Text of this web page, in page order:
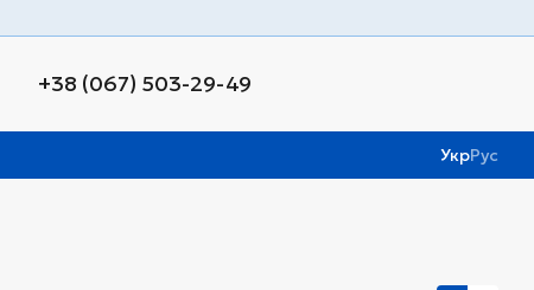
+38 (067) 503-29-49
УкрРус